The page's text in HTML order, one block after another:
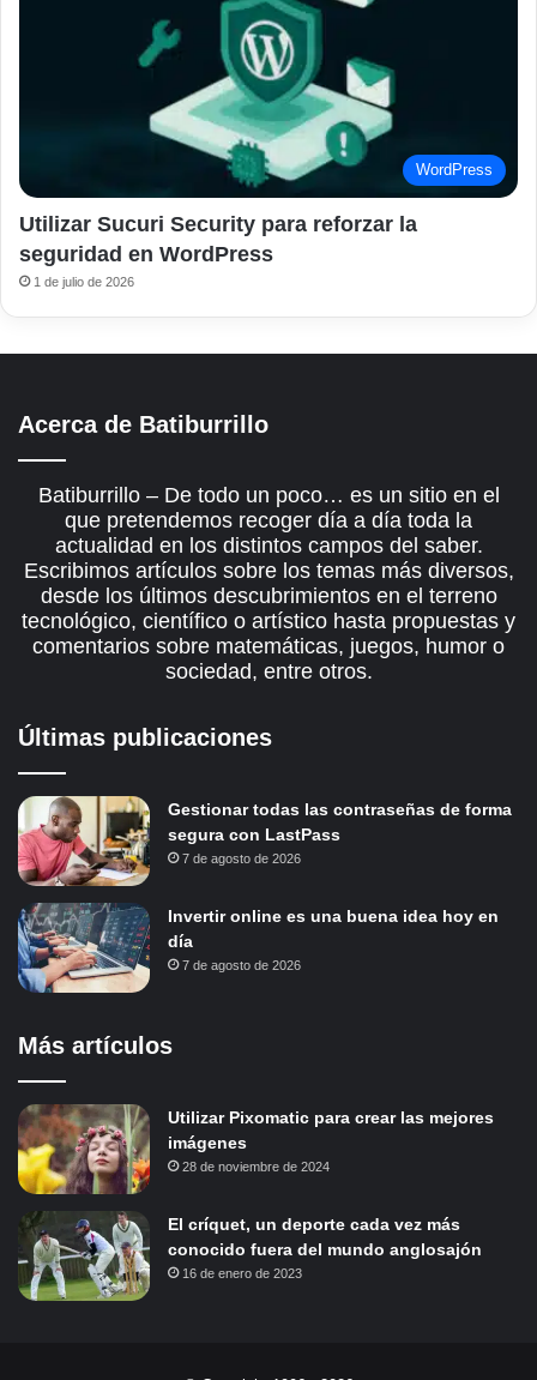
WordPress
Utilizar Sucuri Security para reforzar la
seguridad en WordPress
1 de julio de 2026
Acerca de Batiburrillo
Batiburrillo – De todo un poco… es un sitio en el
que pretendemos recoger día a día toda la
actualidad en los distintos campos del saber.
Escribimos artículos sobre los temas más diversos,
desde los últimos descubrimientos en el terreno
tecnológico, científico o artístico hasta propuestas y
comentarios sobre matemáticas, juegos, humor o
sociedad, entre otros.
Últimas publicaciones
Gestionar todas las contraseñas de forma
segura con LastPass
7 de agosto de 2026
Invertir online es una buena idea hoy en
día
7 de agosto de 2026
Más artículos
Utilizar Pixomatic para crear las mejores
imágenes
28 de noviembre de 2024
El críquet, un deporte cada vez más
conocido fuera del mundo anglosajón
16 de enero de 2023